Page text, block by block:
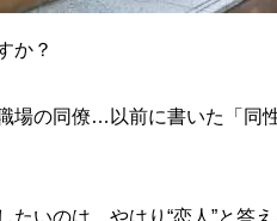
か？
場の同僚…以前に書いた「同
たいのは、やはり“恋人”と答